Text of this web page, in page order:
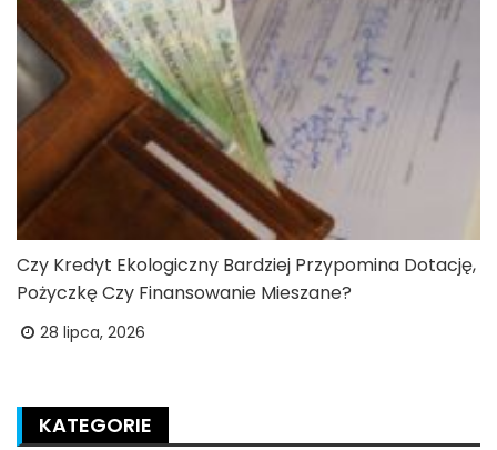
Czy Kredyt Ekologiczny Bardziej Przypomina Dotację,
Pożyczkę Czy Finansowanie Mieszane?
28 lipca, 2026
KATEGORIE